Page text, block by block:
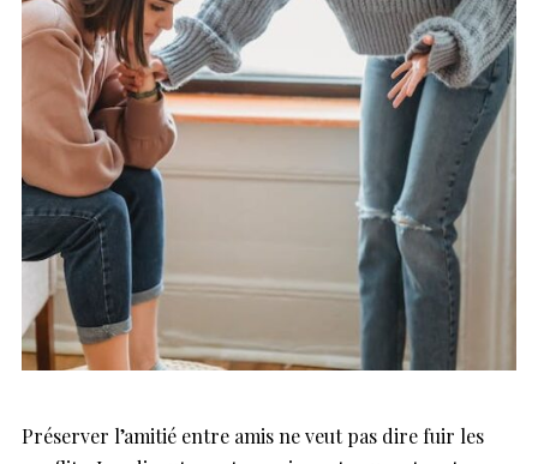
Préserver l’amitié entre amis ne veut pas dire fuir les